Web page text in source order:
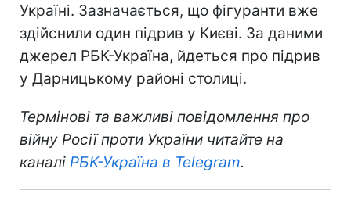
Україні. Зазначається, що фігуранти вже
здійснили один підрив у Києві. За даними
джерел РБК-Україна, йдеться про підрив
у Дарницькому районі столиці.
Термінові та важливі повідомлення про
війну Росії проти України читайте на
каналі РБК-Україна в Telegram.